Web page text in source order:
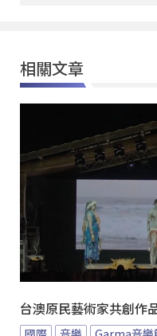
相關文章
台澳原民藝術家共創作